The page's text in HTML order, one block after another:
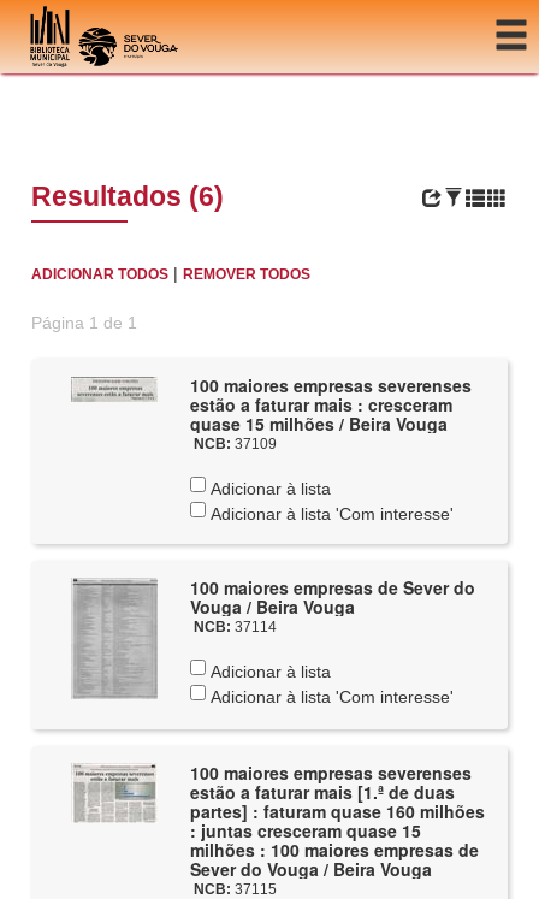
Ir para o conteúdo
Resultados (6)
ADICIONAR TODOS |REMOVER TODOS
Página 1 de 1
100 maiores empresas severenses
estão a faturar mais : cresceram
quase 15 milhões / Beira Vouga
NCB: 37109
Adicionar à lista
Adicionar à lista 'Com interesse'
100 maiores empresas de Sever do
Vouga / Beira Vouga
NCB: 37114
Adicionar à lista
Adicionar à lista 'Com interesse'
100 maiores empresas severenses
estão a faturar mais [1.ª de duas
partes] : faturam quase 160 milhões
: juntas cresceram quase 15
milhões : 100 maiores empresas de
Sever do Vouga / Beira Vouga
NCB: 37115